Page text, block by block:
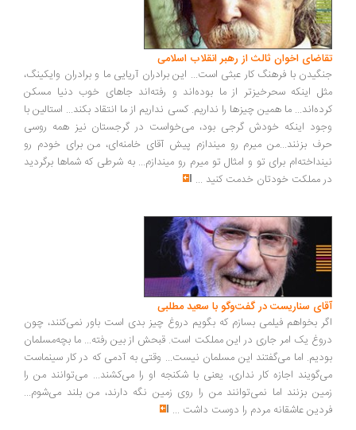
تقاضای اخوان ثالث از رهبر انقلاب اسلامی
جنگیدن با فرهنگ کار عبثی است... این برادران آریایی ما و برادران وایکینگ،
مثل اینکه سحرخیزتر از ما بوده‌اند و رفته‌اند جاهای خوب دنیا مسکن
کرده‌اند... ما همین چیزها را نداریم. کسی نداریم از ما انتقاد بکند... استالین با
وجود اینکه خودش گرجی بود، می‌خواست در گرجستان نیز همه روسی
حرف بزنند...من میرم رو میندازم پیش آقای خامنه‌ای، من برای خودم رو
نینداخته‌ام برای تو و امثال تو میرم رو میندازم... به شرطی که شماها برگردید
در مملکت خودتان خدمت کنید ...
آقای سناریست در گفت‌وگو با سعید مطلبی
اگر بخواهم فیلمی بسازم که بگویم دروغ چیز بدی است باور نمی‌کنند، چون
دروغ یک امر جاری در این مملکت است. قبحش از بین رفته... ما بچه‌مسلمان
بودیم. اما می‌گفتند این مسلمان نیست... وقتی به آدمی که در کار سینماست
می‌گویند اجازه کار نداری، یعنی با شکنجه او را می‌کشند... می‌توانند من را
زمین بزنند اما نمی‌توانند من را روی زمین نگه دارند، من بلند می‌شوم...
فردین عاشقانه مردم را دوست داشت ...